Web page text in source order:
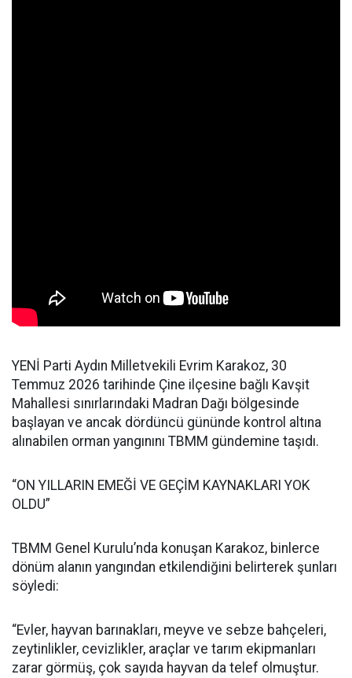
YENİ Parti Aydın Milletvekili Evrim Karakoz, 30
Temmuz 2026 tarihinde Çine ilçesine bağlı Kavşit
Mahallesi sınırlarındaki Madran Dağı bölgesinde
başlayan ve ancak dördüncü gününde kontrol altına
alınabilen orman yangınını TBMM gündemine taşıdı.
“ON YILLARIN EMEĞİ VE GEÇİM KAYNAKLARI YOK
OLDU”
TBMM Genel Kurulu’nda konuşan Karakoz, binlerce
dönüm alanın yangından etkilendiğini belirterek şunları
söyledi:
“Evler, hayvan barınakları, meyve ve sebze bahçeleri,
zeytinlikler, cevizlikler, araçlar ve tarım ekipmanları
zarar görmüş, çok sayıda hayvan da telef olmuştur.